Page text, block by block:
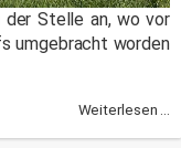
der Stelle an, wo vor
umgebracht worden
Weiterlesen ...